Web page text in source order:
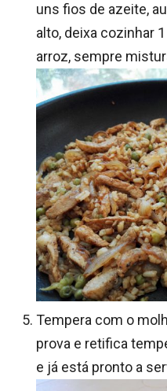
uns fios de azeite,
alto, deixa cozinhar
arroz, sempre
Tempera com o
prova e retifica
e já está pronto a